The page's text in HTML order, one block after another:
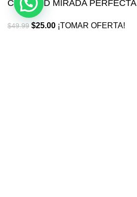
CEJAS 3D MIRADA PERFECTA
$49.99 $25.00 ¡TOMAR OFERTA!